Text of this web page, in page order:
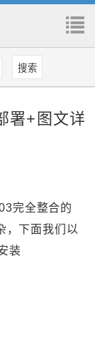
署+图文详
完全整合的
，下面我们以
装